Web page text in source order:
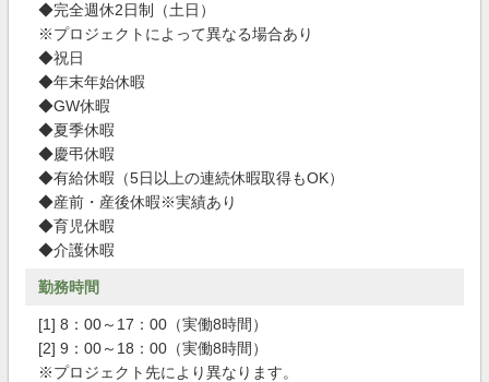
◆完全週休2日制（土日）
※プロジェクトによって異なる場合あり
◆祝日
◆年末年始休暇
◆GW休暇
◆夏季休暇
◆慶弔休暇
◆有給休暇（5日以上の連続休暇取得もOK）
◆産前・産後休暇※実績あり
◆育児休暇
◆介護休暇
勤務時間
[1] 8：00～17：00（実働8時間）
[2] 9：00～18：00（実働8時間）
※プロジェクト先により異なります。